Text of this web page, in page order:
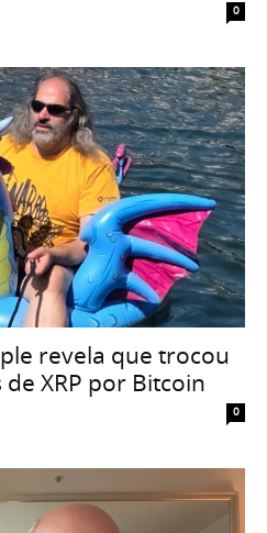
0
revela que trocou
XRP por Bitcoin
0